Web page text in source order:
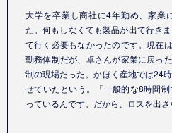
大学を卒業し商社に4年勤め、家業
た。何もしなくても製品が出て行き
て行く必要もなかったのです。現在
勤務体制だが、卓さんが家業に戻っ
制の現場だった。かほく産地では24
せていたという。「一般的な8時間
っているんです。だから、ロスを出さ